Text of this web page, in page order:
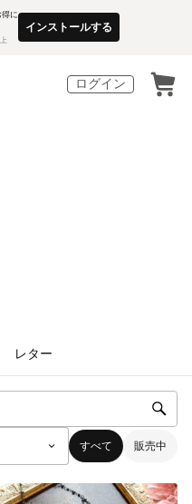
得に
インストールする
ログイン
レター
すべて 販売中